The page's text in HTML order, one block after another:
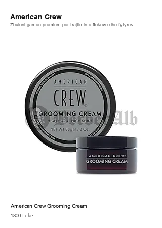
American Crew
Zbuloni gamën premium per trajtimin e flokëve dhe fytyrës.
American Crew Grooming Cream
Price
1800 Lekë